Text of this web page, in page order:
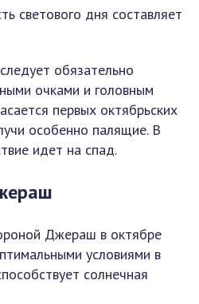
светового дня составляет
обязательно
очками и головным
первых октябрьских
особенно палящие. В
идет на спад.
Джераш в октябре
условиями в
солнечная